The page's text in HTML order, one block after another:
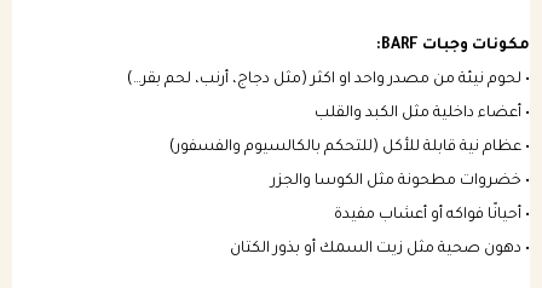
مكونات وجبات BARF:
• لحوم نيئة من مصدر واحد او اكثر (مثل دجاج، أرنب، لحم بقر…)
• أعضاء داخلية مثل الكبد والقلب
• عظام نية قابلة للأكل (للتحكم بالكالسيوم والفسفور)
• خضروات مطحونة مثل الكوسا والجزر
• أحيانًا فواكه أو أعشاب مفيدة
• دهون صحية مثل زيت السمك أو بذور الكتان